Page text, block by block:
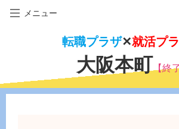
メニュー
転職プラザ✕就活プ
大阪本町【終